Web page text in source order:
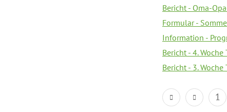
Bericht - Oma-
Formular -
Information -
Bericht - 4.
Bericht - 3.
1